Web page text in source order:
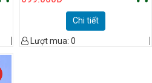
Chi tiết
Lượt mua: 0